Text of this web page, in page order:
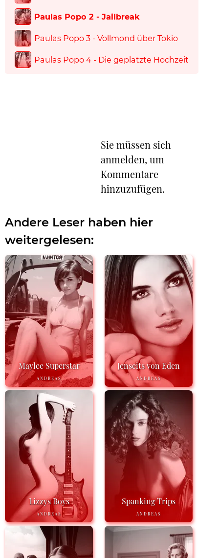
Paulas Popo 2 - Jailbreak
Paulas Popo 3 - Vollmond über Tokio
Paulas Popo 4 - Die geplatzte Hochzeit
Sie müssen sich
anmelden, um
Kommentare
hinzuzufügen.
Andere Leser haben hier
weitergelesen:
Maylee Superstar
ANDREAS
Jenseits von Eden
ANDREAS
Lizzys Boys
ANDREAS
Spanking Trips
ANDREAS